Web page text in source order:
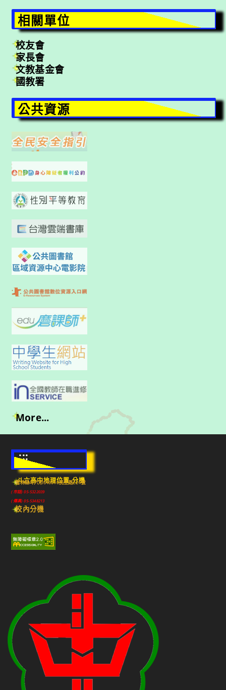
相關單位
校友會
家長會
文教基金會
國教署
公共資源
More...
:::
斗六高中地理位置-分機
雲林縣斗六市640010民生路224號
(市話) 05-5322039
(傳真) 05-5348213
校內分機